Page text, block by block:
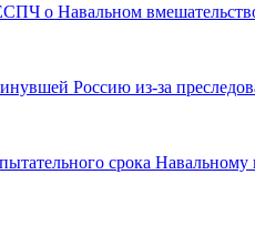
о Навальном
Россию из-за
срока Навальному